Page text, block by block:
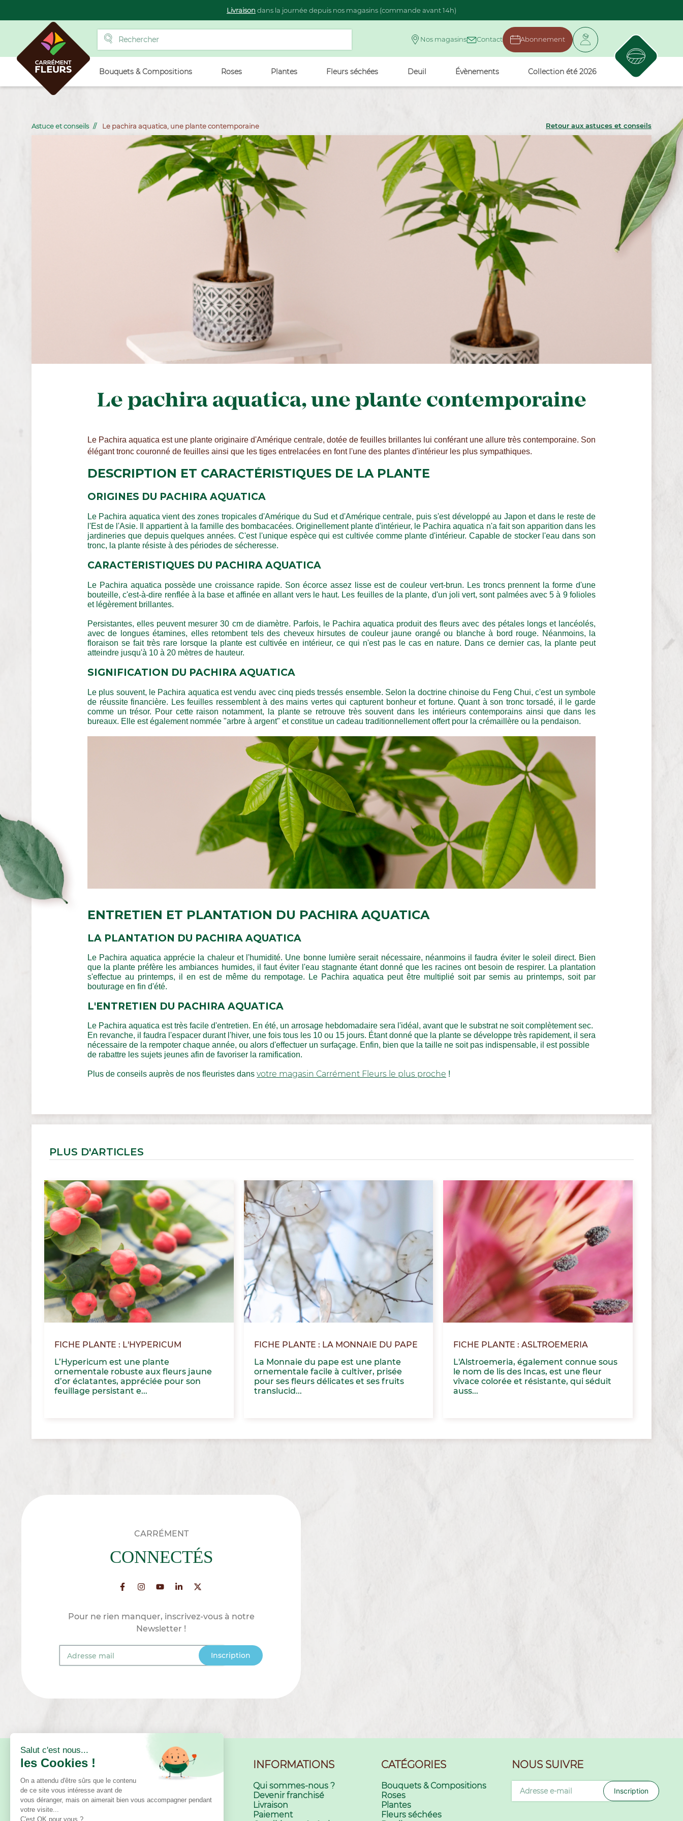
Livraison dans la journée depuis nos magasins (commande avant 14h)
Nos magasins Contact Abonnement
Bouquets & Compositions Roses Plantes Fleurs séchées Deuil Évènements Collection été 2026
Astuce et conseils Le pachira aquatica, une plante contemporaine Retour aux astuces et conseils
Le pachira aquatica, une plante contemporaine
Le Pachira aquatica est une plante originaire d'Amérique centrale, dotée de feuilles brillantes lui conférant une allure très contemporaine. Son
élégant tronc couronné de feuilles ainsi que les tiges entrelacées en font l'une des plantes d'intérieur les plus sympathiques.
DESCRIPTION ET CARACTÉRISTIQUES DE LA PLANTE
ORIGINES DU PACHIRA AQUATICA
Le Pachira aquatica vient des zones tropicales d'Amérique du Sud et d'Amérique centrale, puis s'est développé au Japon et dans le reste de
l'Est de l'Asie. Il appartient à la famille des bombacacées. Originellement plante d'intérieur, le Pachira aquatica n'a fait son apparition dans les
jardineries que depuis quelques années. C'est l'unique espèce qui est cultivée comme plante d'intérieur. Capable de stocker l'eau dans son
tronc, la plante résiste à des périodes de sécheresse.
CARACTÉRISTIQUES DU PACHIRA AQUATICA
Le Pachira aquatica possède une croissance rapide. Son écorce assez lisse est de couleur vert-brun. Les troncs prennent la forme d'une
bouteille, c'est-à-dire renflée à la base et affinée en allant vers le haut. Les feuilles de la plante, d'un joli vert, sont palmées avec 5 à 9 folioles
et légèrement brillantes.
Persistantes, elles peuvent mesurer 30 cm de diamètre. Parfois, le Pachira aquatica produit des fleurs avec des pétales longs et lancéolés,
avec de longues étamines, elles retombent tels des cheveux hirsutes de couleur jaune orangé ou blanche à bord rouge. Néanmoins, la
floraison se fait très rare lorsque la plante est cultivée en intérieur, ce qui n'est pas le cas en nature. Dans ce dernier cas, la plante peut
atteindre jusqu'à 10 à 20 mètres de hauteur.
SIGNIFICATION DU PACHIRA AQUATICA
Le plus souvent, le Pachira aquatica est vendu avec cinq pieds tressés ensemble. Selon la doctrine chinoise du Feng Chui, c'est un symbole
de réussite financière. Les feuilles ressemblent à des mains vertes qui capturent bonheur et fortune. Quant à son tronc torsadé, il le garde
comme un trésor. Pour cette raison notamment, la plante se retrouve très souvent dans les intérieurs contemporains ainsi que dans les
bureaux. Elle est également nommée "arbre à argent" et constitue un cadeau traditionnellement offert pour la crémaillère ou la pendaison.
ENTRETIEN ET PLANTATION DU PACHIRA AQUATICA
LA PLANTATION DU PACHIRA AQUATICA
Le Pachira aquatica apprécie la chaleur et l'humidité. Une bonne lumière serait nécessaire, néanmoins il faudra éviter le soleil direct. Bien
que la plante préfère les ambiances humides, il faut éviter l'eau stagnante étant donné que les racines ont besoin de respirer. La plantation
s'effectue au printemps, il en est de même du rempotage. Le Pachira aquatica peut être multiplié soit par semis au printemps, soit par
bouturage en fin d'été.
L'ENTRETIEN DU PACHIRA AQUATICA
Le Pachira aquatica est très facile d'entretien. En été, un arrosage hebdomadaire sera l'idéal, avant que le substrat ne soit complètement sec.
En revanche, il faudra l'espacer durant l'hiver, une fois tous les 10 ou 15 jours. Étant donné que la plante se développe très rapidement, il sera
nécessaire de la rempoter chaque année, ou alors d'effectuer un surfaçage. Enfin, bien que la taille ne soit pas indispensable, il est possible
de rabattre les sujets jeunes afin de favoriser la ramification.
Plus de conseils auprès de nos fleuristes dans votre magasin Carrément Fleurs le plus proche !
PLUS D'ARTICLES
FICHE PLANTE : L'HYPERICUM
L’Hypericum est une plante
ornementale robuste aux fleurs jaune
d’or éclatantes, appréciée pour son
feuillage persistant e...
FICHE PLANTE : LA MONNAIE DU PAPE
La Monnaie du pape est une plante
ornementale facile à cultiver, prisée
pour ses fleurs délicates et ses fruits
translucid...
FICHE PLANTE : ASLTROEMERIA
L'Alstroemeria, également connue sous
le nom de lis des Incas, est une fleur
vivace colorée et résistante, qui séduit
auss...
CARRÉMENT
CONNECTÉS
Pour ne rien manquer, inscrivez-vous à notre
Newsletter !
Inscription
BESOIN D'AIDE ?
Questions fréquentes
Astuces et conseils
INFORMATIONS
Qui sommes-nous ?
Devenir franchisé
Livraison
Paiement
CATÉGORIES
Bouquets & Compositions
Roses
Plantes
Fleurs séchées
NOUS SUIVRE
Inscription